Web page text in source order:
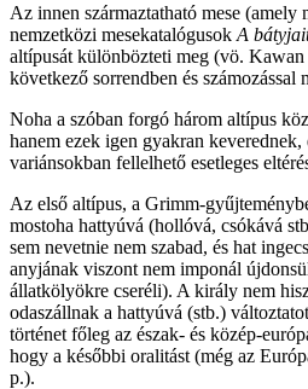
Az innen származtatható mese
nemzetközi mesekatalógusok A
altípusát különbözteti meg (vö.
következő sorrendben és
Noha a szóban forgó három altípus
hanem ezek igen gyakran
variánsokban fellelhető esetleges
Az első altípus, a Grimm-
mostoha hattyúvá (hollóvá, csókává
sem nevetnie nem szabad, és hat
anyjának viszont nem imponál
állatkölyökre cseréli). A király nem
odaszállnak a hattyúvá (stb.)
történet főleg az észak- és közép-
hogy a későbbi oralitást (még az
p.).